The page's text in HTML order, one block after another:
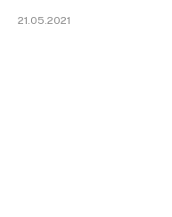
21.05.2021